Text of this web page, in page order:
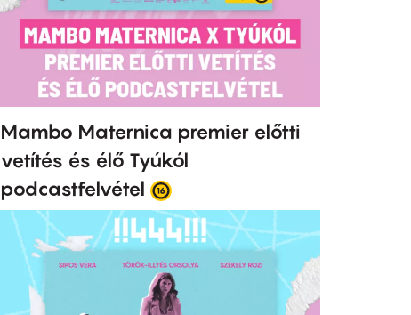
Mambo Maternica premier előtti
vetítés és élő Tyúkól
podcastfelvétel